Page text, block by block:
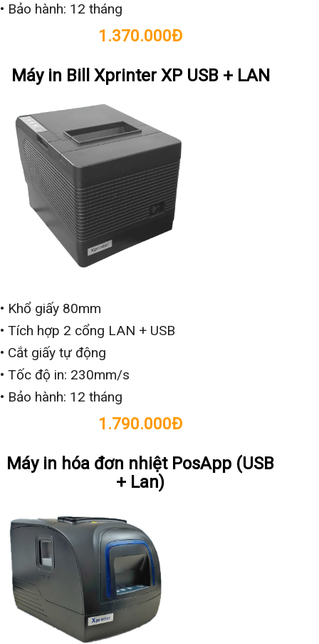
• Bảo hành: 12 tháng
1.370.000Đ
Máy in Bill Xprinter XP USB + LAN
• Khổ giấy 80mm
• Tích hợp 2 cổng LAN + USB
• Cắt giấy tự động
• Tốc độ in: 230mm/s
• Bảo hành: 12 tháng
1.790.000Đ
Máy in hóa đơn nhiệt PosApp (USB
+ Lan)